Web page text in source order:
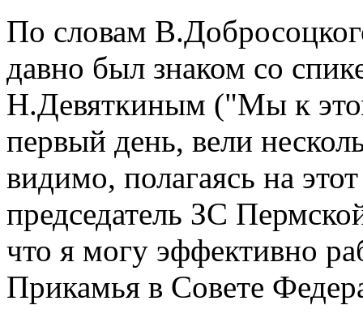
По словам
давно был знаком со
Н.Девяткиным ("Мы к
первый день, вели
видимо, полагаясь на
председатель ЗС
что я могу эффективно
Прикамья в Совете